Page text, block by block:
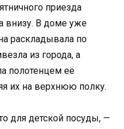
приезда
внизу. В доме уже
раскладывала по
из города, а
полотенцем её
их на верхнюю полку.
для детской посуды, —